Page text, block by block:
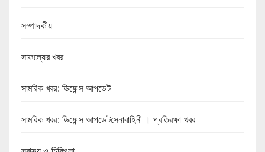
সম্পাদকীয়
সাফল্যের খবর
সামরিক খবর: ডিফেন্স আপডেট
সামরিক খবর: ডিফেন্স আপডেটসেনাবাহিনী । প্রতিরক্ষা খবর